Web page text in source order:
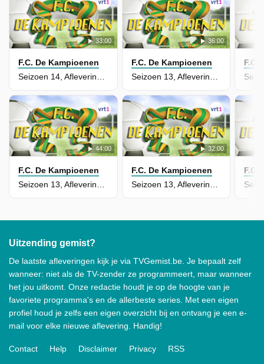
33:00
F.C. De Kampioenen
Seizoen 14, Aflevering 1 - Café Op Stelten
36:00
F.C. De Kampioenen
Seizoen 13, Aflevering 13 - Bloemetjes En Bijtjes
44:00
F.C. De Kampioenen
32:00
F.C. De Kampioenen
F.C.
F.C.
Uitzending gemist?
De laatste afleveringen kijk je via TVGemist.be. Je bepaalt zelf
wanneer: niet als de TV-zender ze programmeert, maar wanneer
het jou uitkomt. Onze redactie houdt je op de hoogte van je
favoriete programma's en de allerbeste series. Met een eigen
profiel houd je zelfs een eigen overzicht bij en ontvang je een e-
mail voor elke nieuwe aflevering. Handig!
Contact Help Disclaimer Privacy RSS